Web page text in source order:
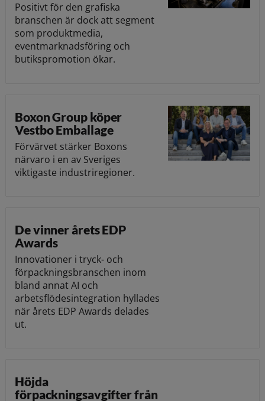
Positivt för den grafiska
branschen är dock att segment
som produktmedia,
eventmarknadsföring och
butikspromotion ökar.
Boxon Group köper
Vestbo Emballage
Förvärvet stärker Boxons
närvaro i en av Sveriges
viktigaste industriregioner.
De vinner årets EDP
Awards
Innovationer i tryck- och
förpackningsbranschen inom
bland annat AI och
arbetsflödesintegration hyllades
när årets EDP Awards delades
ut.
Höjda
förpackningsavgifter från